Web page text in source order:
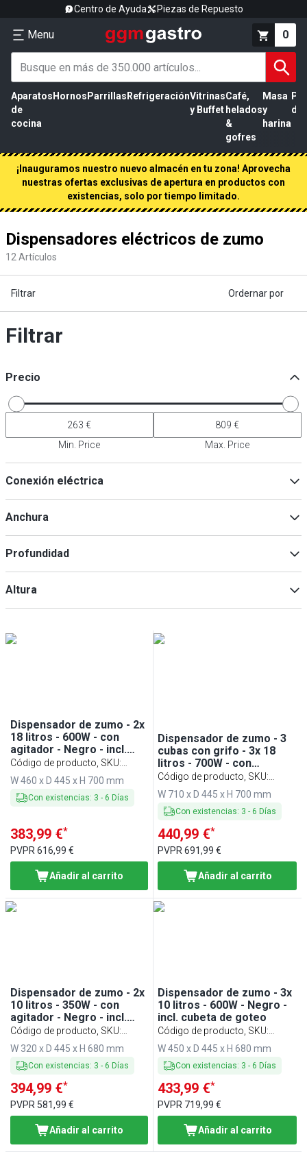
Centro de Ayuda Piezas de Repuesto
Menu 0
Aparatos
de
cocina
Hornos Parrillas RefrigeraciónVitrinas
y Buffet
Café,
helados
&
gofres
Masa
y
harina
de
¡Inauguramos nuestro nuevo almacén en tu zona! Aprovecha
nuestras ofertas exclusivas de apertura en productos con
existencias, solo por tiempo limitado.
Dispensadores eléctricos de zumo
12 Artículos
Filtrar Ordernar por
Filtrar
Precio
Min. Price Max. Price
Conexión eléctrica
Anchura
Profundidad
Altura
Dispensador de zumo - 2x
18 litros - 600W - con
agitador - Negro - incl.
cubeta de goteo
Código de producto, SKU:
SSNC36S
W 460 x D 445 x H 700 mm
Con existencias: 3 - 6 Días
383,99 €*
PVPR 616,99 €
Añadir al carrito
Dispensador de zumo - 3
cubas con grifo - 3x 18
litros - 700W - con
agitador - Negro - incl.
cubeta de goteo
Código de producto, SKU:
SSNC54S
W 710 x D 445 x H 700 mm
Con existencias: 3 - 6 Días
440,99 €*
PVPR691,99 €
Añadir al carrito
Dispensador de zumo - 2x
10 litros - 350W - con
agitador - Negro - incl.
cubeta de goteo
Código de producto, SKU:
SSNC20S
W 320 x D 445 x H 680 mm
Con existencias: 3 - 6 Días
394,99 €*
PVPR 581,99 €
Añadir al carrito
Dispensador de zumo - 3x
10 litros - 600W - Negro -
incl. cubeta de goteo
Código de producto, SKU:
SSNC30S
W 450 x D 445 x H 680 mm
Con existencias: 3 - 6 Días
433,99 €*
PVPR 719,99 €
Añadir al carrito